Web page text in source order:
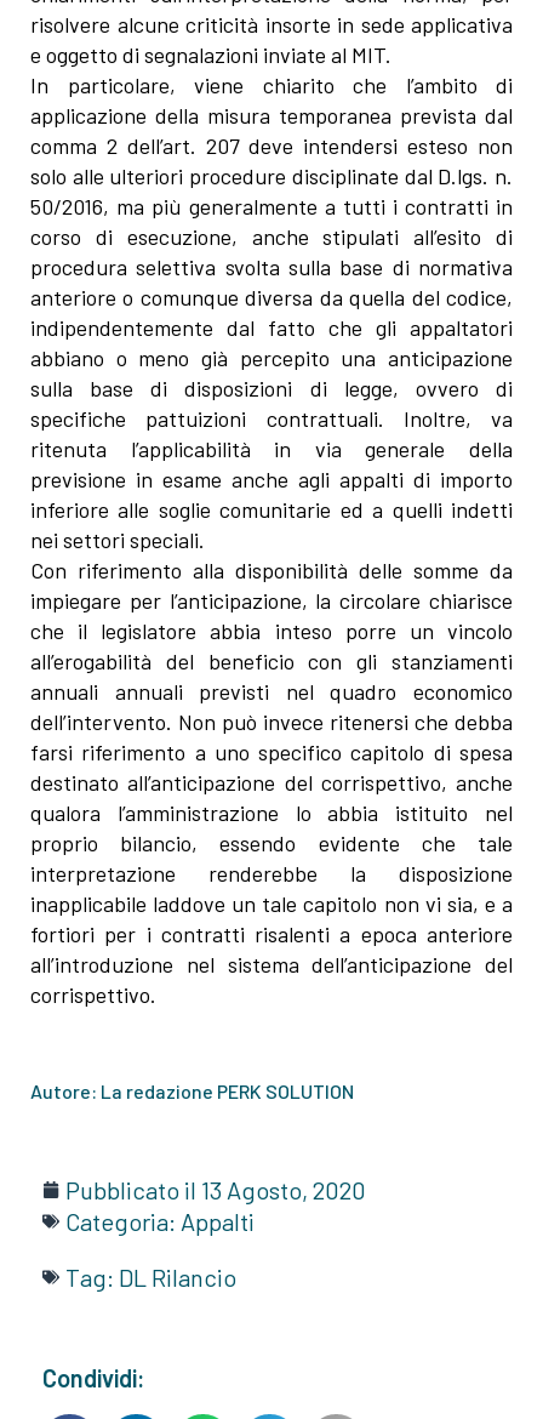
risolvere alcune criticità insorte in sede applicativa
e oggetto di segnalazioni inviate al MIT.
In particolare, viene chiarito che l’ambito di
applicazione della misura temporanea prevista dal
comma 2 dell’art. 207 deve intendersi esteso non
solo alle ulteriori procedure disciplinate dal D.lgs. n.
50/2016, ma più generalmente a tutti i contratti in
corso di esecuzione, anche stipulati all’esito di
procedura selettiva svolta sulla base di normativa
anteriore o comunque diversa da quella del codice,
indipendentemente dal fatto che gli appaltatori
abbiano o meno già percepito una anticipazione
sulla base di disposizioni di legge, ovvero di
specifiche pattuizioni contrattuali. Inoltre, va
ritenuta l’applicabilità in via generale della
previsione in esame anche agli appalti di importo
inferiore alle soglie comunitarie ed a quelli indetti
nei settori speciali.
Con riferimento alla disponibilità delle somme da
impiegare per l’anticipazione, la circolare chiarisce
che il legislatore abbia inteso porre un vincolo
all’erogabilità del beneficio con gli stanziamenti
annuali annuali previsti nel quadro economico
dell’intervento. Non può invece ritenersi che debba
farsi riferimento a uno specifico capitolo di spesa
destinato all’anticipazione del corrispettivo, anche
qualora l’amministrazione lo abbia istituito nel
proprio bilancio, essendo evidente che tale
interpretazione renderebbe la disposizione
inapplicabile laddove un tale capitolo non vi sia, e a
fortiori per i contratti risalenti a epoca anteriore
all’introduzione nel sistema dell’anticipazione del
corrispettivo.
Autore: La redazione PERK SOLUTION
Pubblicato il 13 Agosto, 2020
Categoria: Appalti
Tag: DL Rilancio
Condividi: